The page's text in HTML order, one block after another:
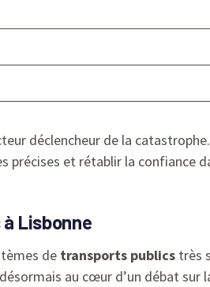
déclencheur de la
et rétablir la confiance
Lisbonne
de transports publics très
au cœur d’un débat sur